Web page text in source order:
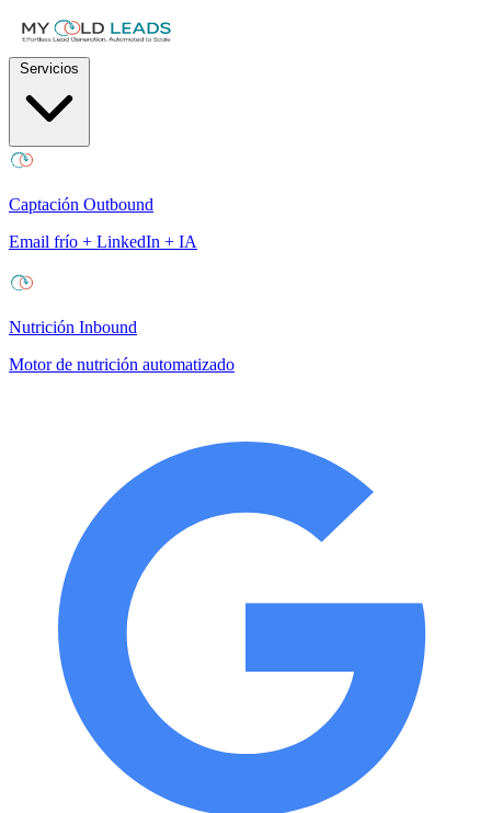
Captación Outbound
Email frío + LinkedIn + IA
Nutrición Inbound
Motor de nutrición automatizado